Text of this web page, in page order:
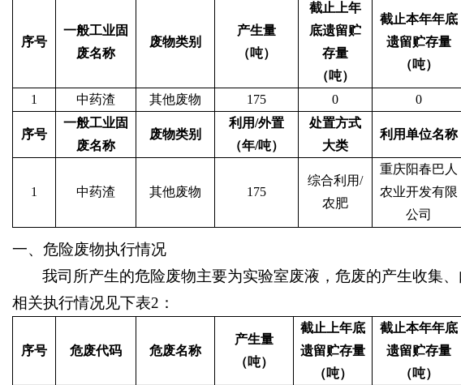
序号
一般工业固
废名称
废物类别
产生量
（吨）
截止上年
底遗留贮
存量
（吨）
截止本年年底
遗留贮存量
（吨）
1 中药渣 其他废物 175 0 0
序号
一般工业固
废名称
废物类别
利用/外置
（年/吨）
处置方式
大类
利用单位名称
1 中药渣 其他废物 175
综合利用/
农肥
重庆阳春巴人
农业开发有限
公司
一、 危险废物执行情况
我司所产生的危险废物主要为实验室废液，危废的产生收集
相关执行情况见下表2：
序号 危废代码 危废名称
产生量
（吨）
截止上年底
遗留贮存量
（吨）
截止本年年底
遗留贮存量
（吨）